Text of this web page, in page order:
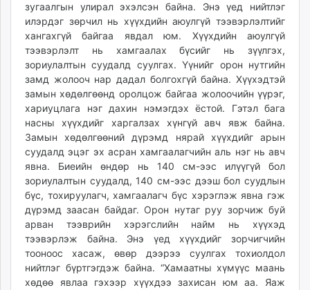
зугаалгын улирал эхэлсэн байна. Энэ үед нийтлэг
илэрдэг зөрчил нь хүүхдийн аюулгүй тээвэрлэлтийг
хангахгүй байгаа явдал юм. Хүүхдийн аюулгүй
тээвэрлэлт нь хамгаалах бүсийг нь зүүлгэх,
зориулалтын суудалд суулгах. Үүнийг орон нутгийн
замд жолооч нар дадал болгохгүй байна. Хүүхэдтэй
замын хөдөлгөөнд оролцож байгаа жолоочийн үүрэг,
хариуцлага нэг дахин нэмэгдэх ёстой. Гэтэл бага
насны хүүхдийг харгалзах хүнгүй авч явж байна.
Замын хөдөлгөөний дүрэмд нярай хүүхдийг арын
суудалд эцэг эх асран хамгаалагчийн аль нэг нь авч
явна. Биеийн өндөр нь 140 см-ээс илүүгүй бол
зориулалтын суудалд, 140 см-ээс дээш бол суудлын
бүс, тохируулагч, хамгаалагч бүс хэрэглэж явна гэж
дүрэмд заасан байдаг. Орон нутаг руу зорчиж буй
арван тээврийн хэрэгслийн найм нь хүүхэд
тээвэрлэж байна. Энэ үед хүүхдийг зорчигчийн
тооноос хасаж, өвөр дээрээ суулгах тохиолдол
нийтлэг бүртгэгдэж байна. “Хамаатны хүмүүс маань
хөдөө явлаа гэхээр хүүхдээ захисан юм аа. Яаж